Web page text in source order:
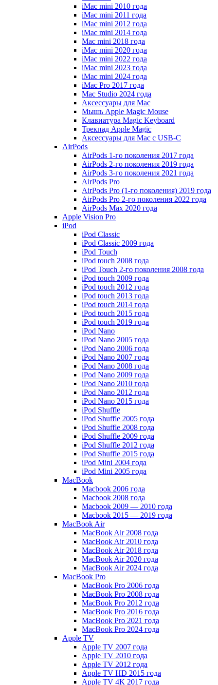
iMac mini 2010 года
iMac mini 2011 года
iMac mini 2012 года
iMac mini 2014 года
Mac mini 2018 года
iMac mini 2020 года
iMac mini 2022 года
iMac mini 2023 года
iMac mini 2024 года
iMac Pro 2017 года
Mac Studio 2024 года
Аксессуары для Mac
Мышь Apple Magic Mouse
Клавиатура Magic Keyboard
Трекпад Apple Magic
Аксессуары для Mac с USB-C
AirPods
AirPods 1-го поколения 2017 года
AirPods 2-го поколения 2019 года
AirPods 3-го поколения 2021 года
AirPods Pro
AirPods Pro (1-го поколения) 2019 года
AirPods Pro 2-го поколения 2022 года
AirPods Max 2020 года
Apple Vision Pro
iPod
iPod Classic
iPod Classic 2009 года
iPod Touch
iPod touch 2008 года
iPod Touch 2-го поколения 2008 года
iPod touch 2009 года
iPod touch 2012 года
iPod touch 2013 года
iPod touch 2014 года
iPod touch 2015 года
iPod touch 2019 года
iPod Nano
iPod Nano 2005 года
iPod Nano 2006 года
iPod Nano 2007 года
iPod Nano 2008 года
iPod Nano 2009 года
iPod Nano 2010 года
iPod Nano 2012 года
iPod Nano 2015 года
iPod Shuffle
iPod Shuffle 2005 года
iPod Shuffle 2008 года
iPod Shuffle 2009 года
iPod Shuffle 2012 года
iPod Shuffle 2015 года
iPod Mini 2004 года
iPod Mini 2005 года
MacBook
Macbook 2006 года
Macbook 2008 года
Macbook 2009 — 2010 года
Macbook 2015 — 2019 года
MacBook Air
MacBook Air 2008 года
MacBook Air 2010 года
MacBook Air 2018 года
MacBook Air 2020 года
MacBook Air 2024 года
MacBook Pro
MacBook Pro 2006 года
MacBook Pro 2008 года
MacBook Pro 2012 года
MacBook Pro 2016 года
MacBook Pro 2021 года
MacBook Pro 2024 года
Apple TV
Apple TV 2007 года
Apple TV 2010 года
Apple TV 2012 года
Apple TV HD 2015 года
Apple TV 4K 2017 года